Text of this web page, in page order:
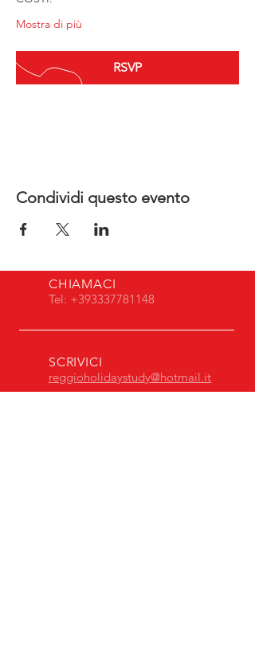
Mostra di più
RSVP
Condividi questo evento
CHIAMACI
Tel: +393337781148
SCRIVICI
reggioholidaystudy@hotmail.it